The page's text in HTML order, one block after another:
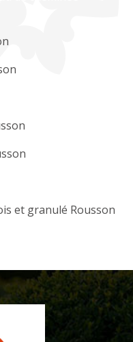
et granulé Rousson